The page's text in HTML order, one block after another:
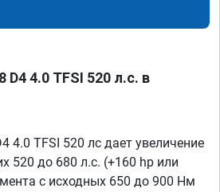
D4 4.0 TFSI 520 л.с. в
4.0 TFSI 520 лс дает увеличение
520 до 680 л.с. (+160 hp или
с исходных 650 до 900 Нм